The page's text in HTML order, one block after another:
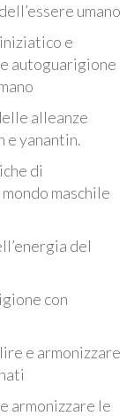
umano
e
autoguarigione
alleanze
e yanantin.
di
maschile
del
con
e armonizzare
armonizzare le